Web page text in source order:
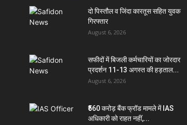
दो पिस्तौल व जिंदा कारतूस सहित युवक
गिरफ्तार
August 6, 2026
सफीदों में बिजली कर्मचारियों का जोरदार
प्रदर्शन 11-13 अगस्त की हड़ताल...
August 6, 2026
₹560 करोड़ बैंक फ्रॉड मामले में IAS
अधिकारी को राहत नहीं,...